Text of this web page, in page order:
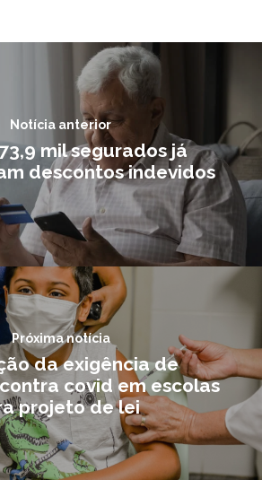
Notícia anterior
mil segurados já
descontos indevidos
Próxima notícia
da exigência de
covid em escolas
projeto de lei